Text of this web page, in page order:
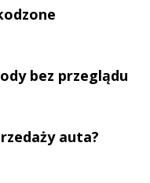
bez przeglądu
auta?